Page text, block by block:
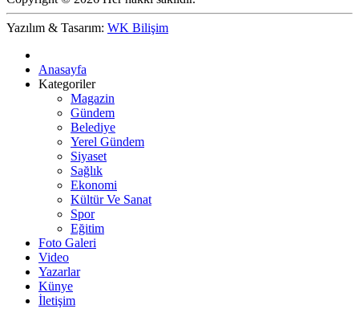
Yazılım & Tasarım: WK Bilişim
Anasayfa
Kategoriler
Magazin
Gündem
Belediye
Yerel Gündem
Siyaset
Sağlık
Ekonomi
Kültür Ve Sanat
Spor
Eğitim
Foto Galeri
Video
Yazarlar
Künye
İletişim